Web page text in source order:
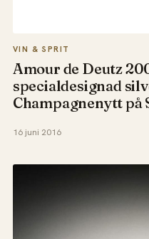
VIN & SPRIT
Amour de Deutz
specialdesignad
Champagnenytt på
16 juni 2016